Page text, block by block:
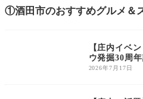
①酒田市のおすすめグルメ＆
【庄内イベ
ウ発掘30周
山ゾウとその
2026年7月17日